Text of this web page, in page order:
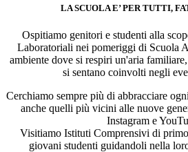
LA SCUOLA E’ PER TUTTI,
Ospitiamo genitori e studenti alla
Laboratoriali nei pomeriggi di Scuola
ambiente dove si respiri un'aria
si sentano coinvolti negli
Cerchiamo sempre più di abbracciare
anche quelli più vicini alle nuove
Instagram e
Visitiamo Istituti Comprensivi di
giovani studenti guidandoli nella